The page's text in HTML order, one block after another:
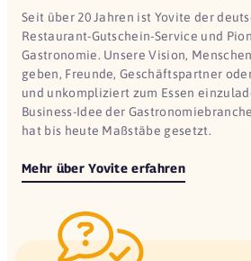
Seit über 20 Jahren ist Yovite der
Restaurant-Gutschein-Service und
Gastronomie. Unsere Vision,
geben, Freunde, Geschäftspartner
und unkompliziert zum Essen
Business-Idee der
hat bis heute Maßstäbe gesetzt.
Mehr über Yovite erfahren